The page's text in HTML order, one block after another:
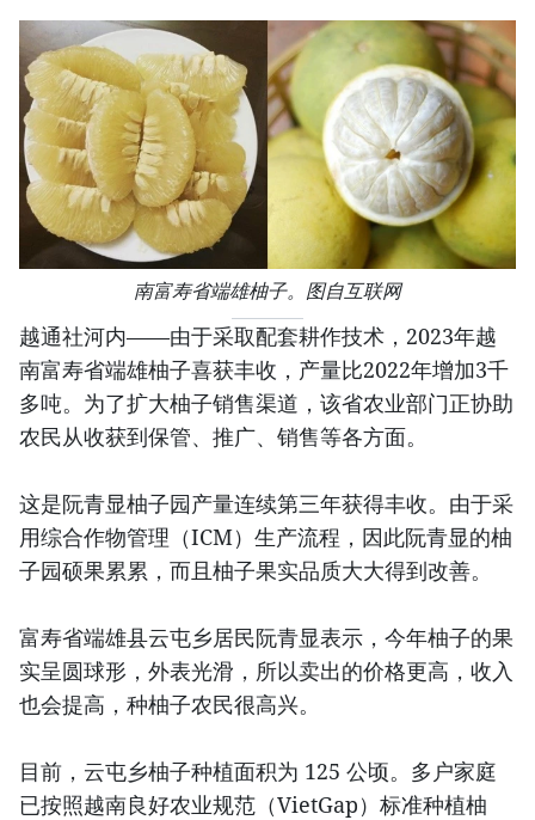
南富寿省端雄柚子。图自互联网
越通社河内——由于采取配套耕作技术，2023年越
南富寿省端雄柚子喜获丰收，产量比2022年增加3千
多吨。为了扩大柚子销售渠道，该省农业部门正协助
农民从收获到保管、推广、销售等各方面。
这是阮青显柚子园产量连续第三年获得丰收。由于采
用综合作物管理（ICM）生产流程，因此阮青显的柚
子园硕果累累，而且柚子果实品质大大得到改善。
富寿省端雄县云屯乡居民阮青显表示，今年柚子的果
实呈圆球形，外表光滑，所以卖出的价格更高，收入
也会提高，种柚子农民很高兴。
目前，云屯乡柚子种植面积为 125 公顷。多户家庭
已按照越南良好农业规范（VietGap）标准种植柚